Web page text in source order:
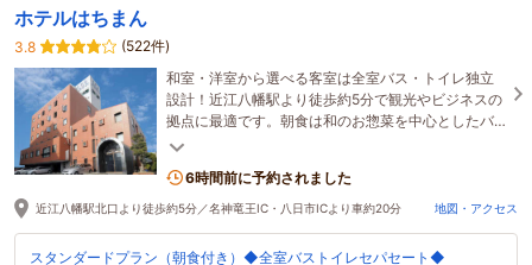
ホテルはちまん
3.8
(522件)
和室・洋室から選べる客室は全室バス・トイレ独立
設計！近江八幡駅より徒歩約5分で観光やビジネスの
拠点に最適です。朝食は和のお惣菜を中心としたバ
イキングをご用意しております。◆駐車場無料◆
6時間前に予約されました
近江八幡駅北口より徒歩約5分／名神竜王IC・八日市ICより車約20分 地図・アクセス
スタンダードプラン（朝食付き）◆全室バストイレセパセート◆